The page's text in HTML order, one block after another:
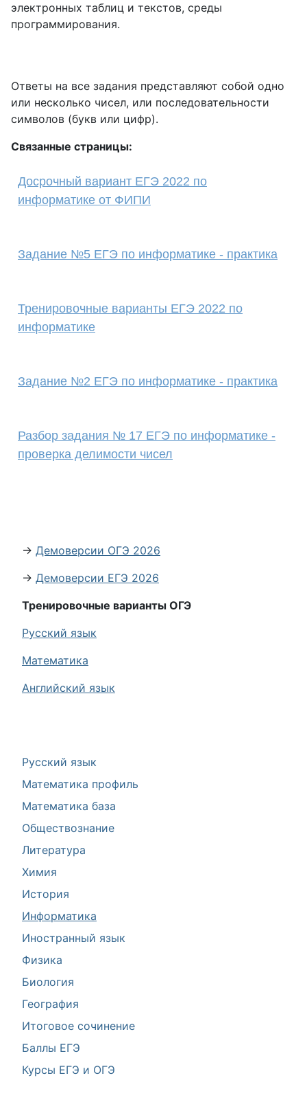
Русский язык
Математика профиль
Математика база
Обществознание
Литература
Химия
История
Информатика
Иностранный язык
Физика
Биология
География
Итоговое сочинение
Баллы ЕГЭ
Курсы ЕГЭ и ОГЭ
электронных таблиц и текстов, среды
программирования.
Ответы на все задания представляют собой одно
или несколько чисел, или последовательности
символов (букв или цифр).
Связанные страницы:
Досрочный вариант ЕГЭ 2022 по
информатике от ФИПИ
Задание №5 ЕГЭ по информатике - практика
Тренировочные варианты ЕГЭ 2022 по
информатике
Задание №2 ЕГЭ по информатике - практика
Разбор задания № 17 ЕГЭ по информатике -
проверка делимости чисел
→ Демоверсии ОГЭ 2026
→ Демоверсии ЕГЭ 2026
Тренировочные варианты ОГЭ
Русский язык
Математика
Английский язык